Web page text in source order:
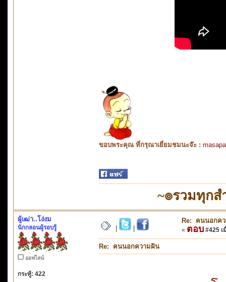
ขอบพระคุณ ที่กรุณาเยี่ยมชมนะจ๊ะ :
~๏รวมทุก
ผู้เฒ่า..โง่งม
นักกลอนผู้รอบรู้
ออฟไลน์
กระทู้: 422
Re: คนนอกค
« ตอบ #425 เ
Re: คนนอกความฝัน